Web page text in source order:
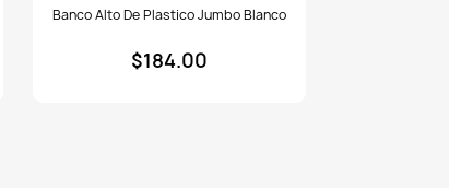
altoBanco Alto De Plastico Jumbo Blanco
$184.00